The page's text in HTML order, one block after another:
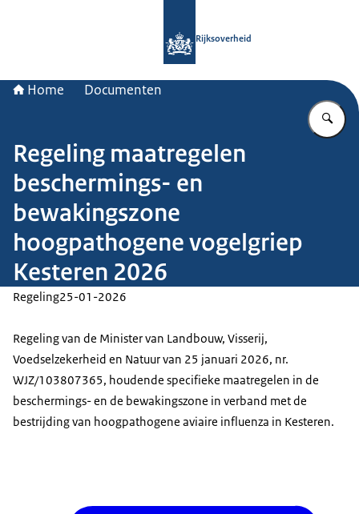
Rijksoverheid
Home Documenten
Regeling maatregelen
beschermings- en
bewakingszone
hoogpathogene vogelgriep
Kesteren 2026
Regeling25-01-2026
Regeling van de Minister van Landbouw, Visserij,
Voedselzekerheid en Natuur van 25 januari 2026, nr.
WJZ/103807365, houdende specifieke maatregelen in de
beschermings- en de bewakingszone in verband met de
bestrijding van hoogpathogene aviaire influenza in Kesteren.